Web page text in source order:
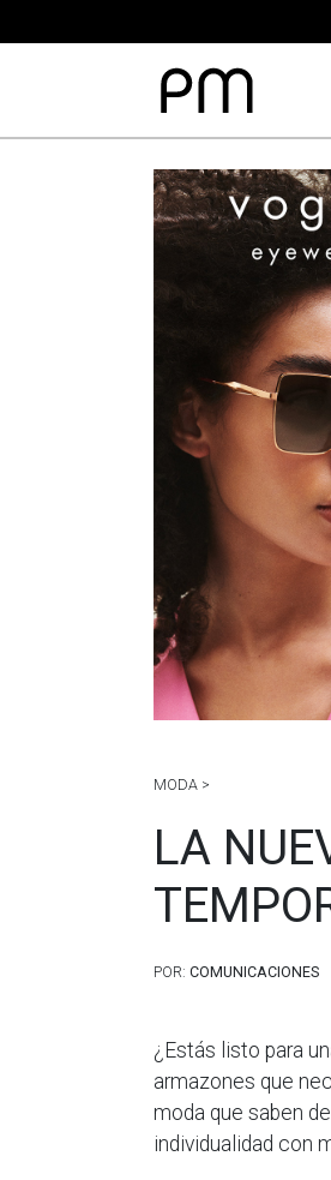
MODA >
LA
POR: COMUNICACIONES
¿Estás listo para
armazones que
moda que saben
individualidad con